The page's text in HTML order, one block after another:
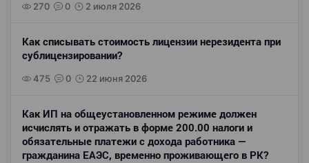
270 0 2 июля 2026
Как списывать стоимость лицензии нерезидента при
сублицензировании?
475 0 22 июня 2026
Как ИП на общеустановленном режиме должен
исчислять и отражать в форме 200.00 налоги и
обязательные платежи с дохода работника —
гражданина ЕАЭС, временно проживающего в РК?